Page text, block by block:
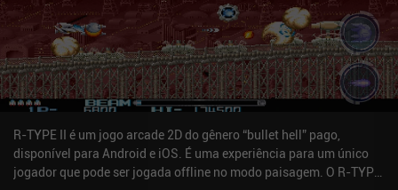
movimento dos inimigos.Unwanted Gray monetiza alguns iAPs
para ganhar mais estrelas instantaneamente, de modo que
possamos desbloquear itens mais rapidamente do que no jogo.
Essas compras nunca são necessárias, portanto, no geral, é um
ótimo jogo de arcade de ritmo acelerado.
R-TYPE II é um jogo arcade 2D do gênero “bullet hell” pago,
disponível para Android e iOS. É uma experiência para um único
jogador que pode ser jogada offline no modo paisagem. O R-TYPE